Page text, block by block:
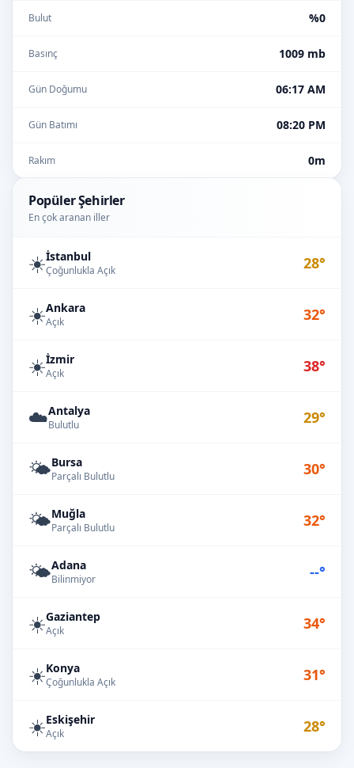
Bulut %0
Basınç 1009 mb
Gün Doğumu 06:17 AM
Gün Batımı 08:20 PM
Rakım 0m
Popüler Şehirler
En çok aranan iller
☀️İstanbul
Çoğunlukla Açık 28°
☀️Ankara
Açık 32°
☀️İzmir
Açık 38°
☁️Antalya
Bulutlu 29°
🌤️Bursa
Parçalı Bulutlu 30°
🌤️Muğla
Parçalı Bulutlu 32°
🌤️Adana
Bilinmiyor --°
☀️Gaziantep
Açık 34°
☀️Konya
Çoğunlukla Açık 31°
☀️Eskişehir
Açık 28°